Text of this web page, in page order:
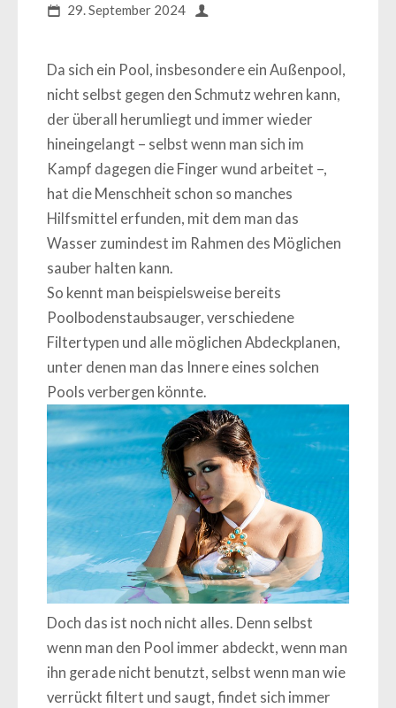
29. September 2024
Da sich ein Pool, insbesondere ein Außenpool,
nicht selbst gegen den Schmutz wehren kann,
der überall herumliegt und immer wieder
hineingelangt – selbst wenn man sich im
Kampf dagegen die Finger wund arbeitet –,
hat die Menschheit schon so manches
Hilfsmittel erfunden, mit dem man das
Wasser zumindest im Rahmen des Möglichen
sauber halten kann.
So kennt man beispielsweise bereits
Poolbodenstaubsauger, verschiedene
Filtertypen und alle möglichen Abdeckplanen,
unter denen man das Innere eines solchen
Pools verbergen könnte.
Doch das ist noch nicht alles. Denn selbst
wenn man den Pool immer abdeckt, wenn man
ihn gerade nicht benutzt, selbst wenn man wie
verrückt filtert und saugt, findet sich immer